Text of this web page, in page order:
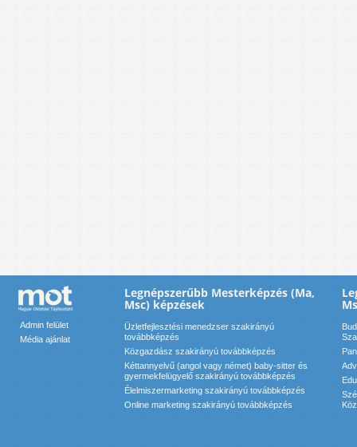
Admin felület
Média ajánlat
Legnépszerűbb Mesterképzés (Ma,
Msc) képzések
Üzletfejlesztési menedzser szakirányú
továbbképzés
Közgazdász szakirányú továbbképzés
Kéttannyelvű (angol vagy német) baby-sitter és
gyermekfelügyelő szakirányú továbbképzés
Élelmiszermarketing szakirányú továbbképzés
Online marketing szakirányú továbbképzés